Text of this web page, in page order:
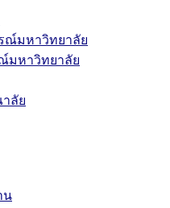
ณ์มหาวิทยาลัย
มหาวิทยาลัย
ลัย
น